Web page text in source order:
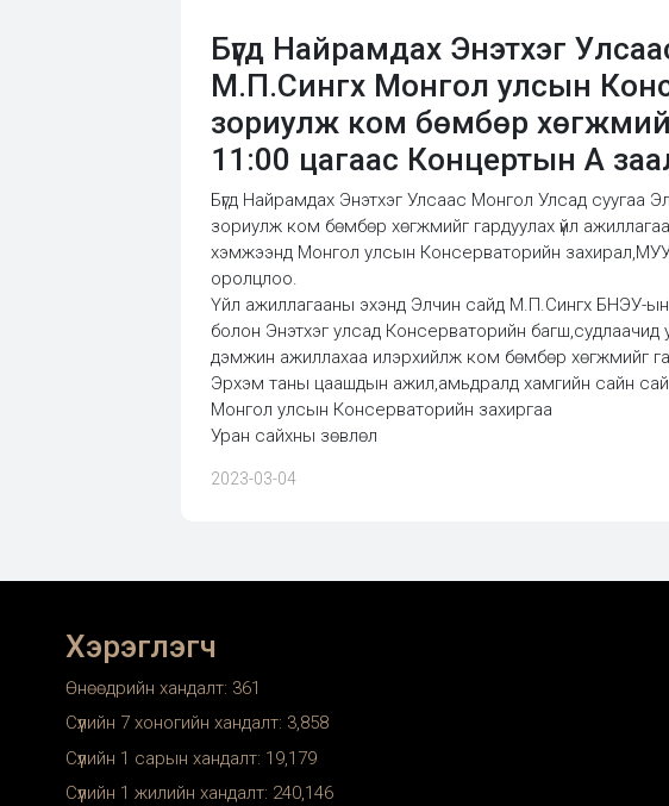
Бүгд Найрамдах Энэтхэг
М.П.Сингх Монгол улсын
зориулж ком бөмбөр
11:00 цагаас Концертын А
Бүгд Найрамдах Энэтхэг Улсаас Монгол Улсад
зориулж ком бөмбөр хөгжмийг гардуулах үйл
хэмжээнд Монгол улсын Консерваторийн
оролцлоо.
Үйл ажиллагааны эхэнд Элчин сайд М.П.Сингх БНЭУ-ын
болон Энэтхэг улсад Консерваторийн багш,судлаачид
дэмжин ажиллахаа илэрхийлж ком бөмбөр хөгжмийг
Эрхэм таны цаашдын ажил,амьдралд хамгийн сайн
Монгол улсын Консерваторийн захиргаа
Уран сайхны зөвлөл
2023-03-04
Хэрэглэгч
Өнөөдрийн хандалт: 361
Сүүлийн 7 хоногийн хандалт: 3,858
Сүүлийн 1 сарын хандалт: 19,179
Сүүлийн 1 жилийн хандалт: 240,146